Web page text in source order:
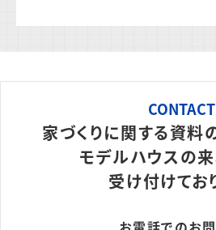
CONTACT
家づくりに関する資料
モデルハウスの
受け付けてお